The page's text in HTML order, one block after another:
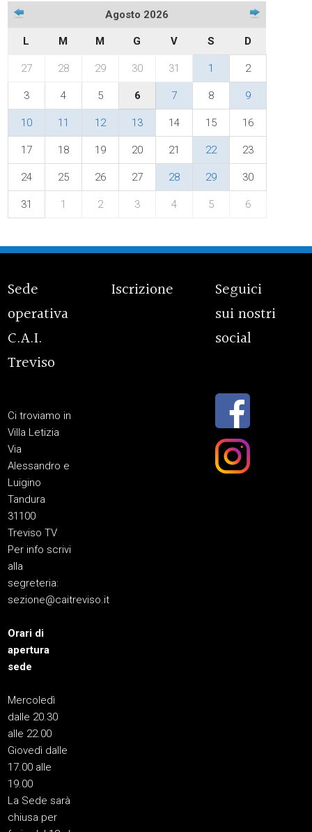
Agosto 2026
L M M G V S D
27 28 29 30 31 1 2
3 4 5 6 7 8 9
10 11 12 13 14 15 16
17 18 19 20 21 22 23
24 25 26 27 28 29 30
31 1 2 3 4 5 6
Sede
operativa
C.A.I.
Treviso
Ci troviamo in
Villa Letizia
Via
Alessandro e
Luigino
Tandura
31100
Treviso TV
Per info scrivi
alla
segreteria:
sezione@caitreviso.it
Orari di
apertura
sede
Mercoledì
dalle 20.30
alle 22.00
Giovedì dalle
17.00 alle
19.00
La Sede sarà
chiusa per
Iscrizione
Seguici
sui nostri
social